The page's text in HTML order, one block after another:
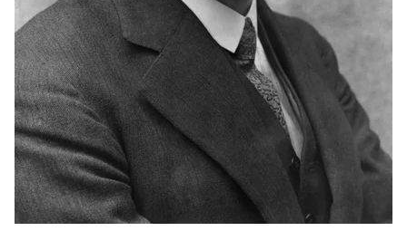
KONTAKT
PRESSKONTAKT
PEER REVIEW-PROCESSEN